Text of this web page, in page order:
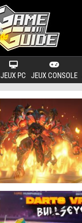
JEUX PC JEUX CONSOLE